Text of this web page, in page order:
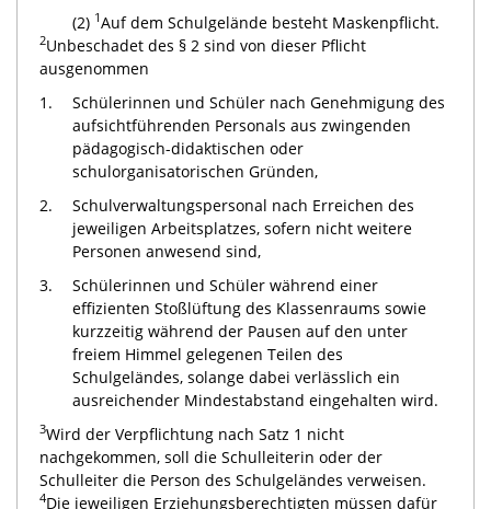
(2) 1Auf dem Schulgelände besteht Maskenpflicht.
2Unbeschadet des § 2 sind von dieser Pflicht
ausgenommen
1.
Schülerinnen und Schüler nach Genehmigung des
aufsichtführenden Personals aus zwingenden
pädagogisch-didaktischen oder
schulorganisatorischen Gründen,
2.
Schulverwaltungspersonal nach Erreichen des
jeweiligen Arbeitsplatzes, sofern nicht weitere
Personen anwesend sind,
3.
Schülerinnen und Schüler während einer
effizienten Stoßlüftung des Klassenraums sowie
kurzzeitig während der Pausen auf den unter
freiem Himmel gelegenen Teilen des
Schulgeländes, solange dabei verlässlich ein
ausreichender Mindestabstand eingehalten wird.
3Wird der Verpflichtung nach Satz 1 nicht
nachgekommen, soll die Schulleiterin oder der
Schulleiter die Person des Schulgeländes verweisen.
4Die jeweiligen Erziehungsberechtigten müssen dafür